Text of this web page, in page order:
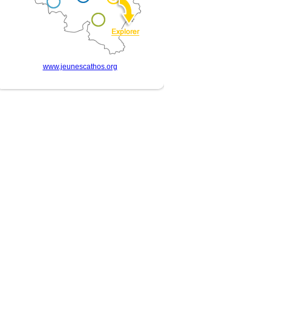
www.jeunescathos.org